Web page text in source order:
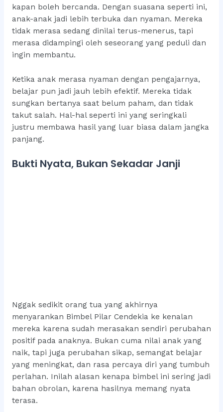
kapan boleh bercanda. Dengan suasana seperti ini,
anak-anak jadi lebih terbuka dan nyaman. Mereka
tidak merasa sedang dinilai terus-menerus, tapi
merasa didampingi oleh seseorang yang peduli dan
ingin membantu.
Ketika anak merasa nyaman dengan pengajarnya,
belajar pun jadi jauh lebih efektif. Mereka tidak
sungkan bertanya saat belum paham, dan tidak
takut salah. Hal-hal seperti ini yang seringkali
justru membawa hasil yang luar biasa dalam jangka
panjang.
Bukti Nyata, Bukan Sekadar Janji
Nggak sedikit orang tua yang akhirnya
menyarankan Bimbel Pilar Cendekia ke kenalan
mereka karena sudah merasakan sendiri perubahan
positif pada anaknya. Bukan cuma nilai anak yang
naik, tapi juga perubahan sikap, semangat belajar
yang meningkat, dan rasa percaya diri yang tumbuh
perlahan. Inilah alasan kenapa bimbel ini sering jadi
bahan obrolan, karena hasilnya memang nyata
terasa.